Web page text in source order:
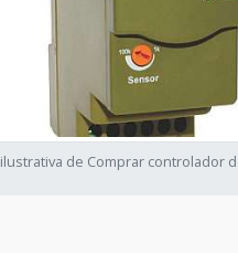
de Comprar controlador